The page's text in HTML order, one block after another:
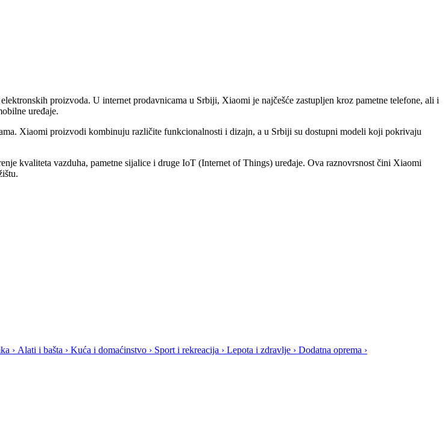
proizvoda. U internet prodavnicama u Srbiji, Xiaomi je najčešće zastupljen kroz pametne telefone, ali i
uređaje.
Xiaomi proizvodi kombinuju različite funkcionalnosti i dizajn, a u Srbiji su dostupni modeli koji pokrivaju
kvaliteta vazduha, pametne sijalice i druge IoT (Internet of Things) uređaje. Ova raznovrsnost čini Xiaomi
› Alati i bašta › Kuća i domaćinstvo › Sport i rekreacija › Lepota i zdravlje › Dodatna oprema ›